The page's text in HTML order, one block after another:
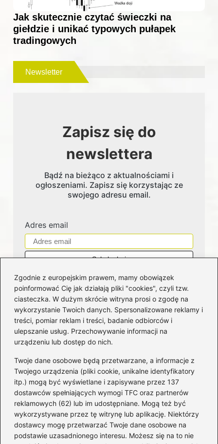
Zgodnie z europejskim prawem, mamy obowiązek
poinformować Cię jak działają pliki "cookies", czyli tzw.
ciasteczka. W dużym skrócie witryna prosi o zgodę na
wykorzystanie Twoich danych. Spersonalizowane reklamy i
treści, pomiar reklam i treści, badanie odbiorców i
ulepszanie usług. Przechowywanie informacji na
urządzeniu lub dostęp do nich.
Twoje dane osobowe będą przetwarzane, a informacje z
Twojego urządzenia (pliki cookie, unikalne identyfikatory
itp.) mogą być wyświetlane i zapisywane przez 137
dostawców spełniających wymogi TFC oraz partnerów
reklamowych (62) lub im udostępniane. Mogą też być
wykorzystywane przez tę witrynę lub aplikację. Niektórzy
dostawcy mogę przetwarzać Twoje dane osobowe na
podstawie uzasadnionego interesu. Możesz się na to nie
Jak skutecznie czytać świeczki na
giełdzie i unikać typowych pułapek
tradingowych
Newsletter
Zapisz się do
newslettera
Bądź na bieżąco z aktualnościami i
ogłoszeniami. Zapisz się korzystając ze
swojego adresu email.
Adres email
Kategorie
Bankowość (182)
Fundusze
(36)
Giełda(28)
Inwestycje(49)
Rentowność(32)
Rozliczenia(196)
Świadczenia socjalne(59)
Waluty(21)